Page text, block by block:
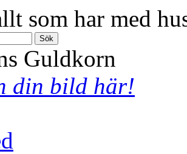
som har med
Guldkorn
din bild här!